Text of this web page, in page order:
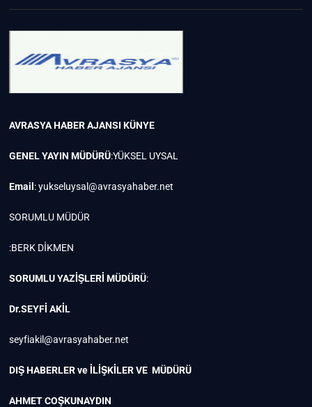
AVRASYA HABER AJANSIKÜNYE
GENEL YAYIN MÜDÜRÜ:YÜKSEL UYSAL
Email :yukseluysal@avrasyahaber.net
SORUMLU MÜDÜR
:BERK DİKMEN
SORUMLU YAZİŞLERİ MÜDÜRÜ:
Dr.SEYFİ AKİL
seyfiakil@avrasyahaber.net
DIŞ HABERLER ve İLİŞKİLER VE MÜDÜRÜ
AHMET COŞKUNAYDIN